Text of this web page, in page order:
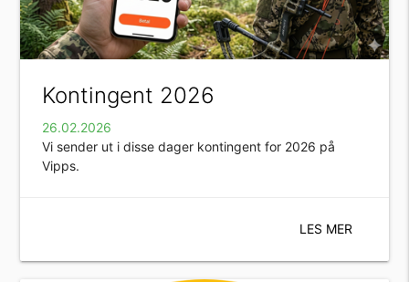
Kontingent 2026
26.02.2026
Vi sender ut i disse dager kontingent for 2026 på
Vipps.
LES MER